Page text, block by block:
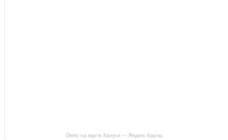
Diviro на карте Калуги — Яндекс Карты